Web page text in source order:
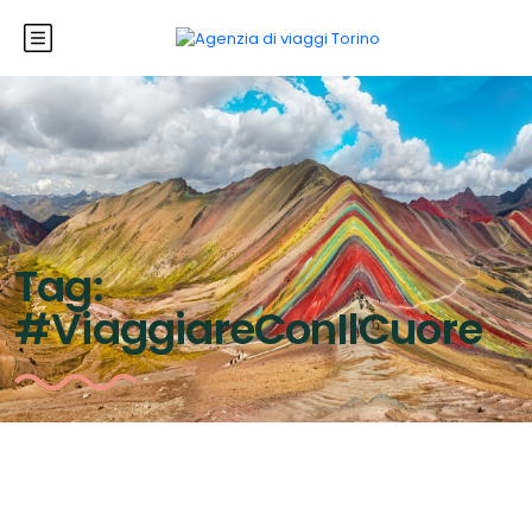
Tag:
#ViaggiareConIlCuore